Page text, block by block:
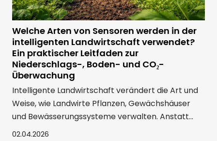
Welche Arten von Sensoren werden in der
intelligenten Landwirtschaft verwendet?
Ein praktischer Leitfaden zur
Niederschlags-, Boden- und CO₂-
Überwachung
Intelligente Landwirtschaft verändert die Art und
Weise, wie Landwirte Pflanzen, Gewächshäuser
und Bewässerungssysteme verwalten. Anstatt
sich nur auf Erfahrung oder manuelle Inspektion zu
02.04.2026